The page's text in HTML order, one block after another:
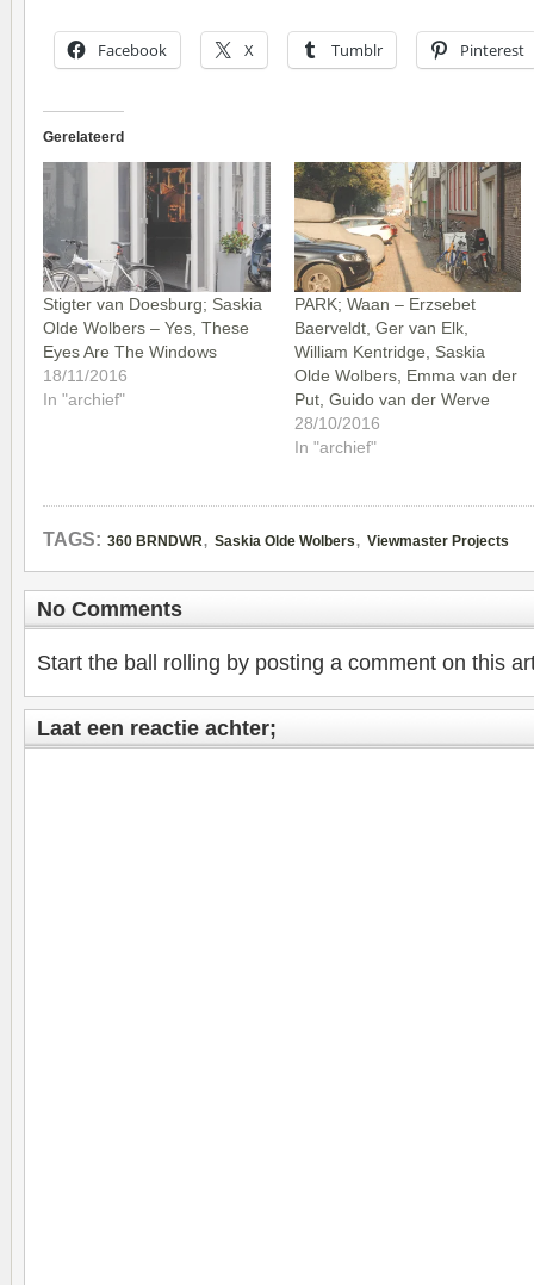
Facebook X Tumblr Pinterest
Gerelateerd
Stigter van Doesburg; Saskia
Olde Wolbers – Yes, These
Eyes Are The Windows
18/11/2016
In "archief"
PARK; Waan – Erzsebet
Baerveldt, Ger van Elk,
William Kentridge, Saskia
Olde Wolbers, Emma van der
Put, Guido van der Werve
28/10/2016
In "archief"
TAGS: 360 BRNDWR, Saskia Olde Wolbers, Viewmaster Projects
No Comments
Start the ball rolling by posting a comment on this
Laat een reactie achter;